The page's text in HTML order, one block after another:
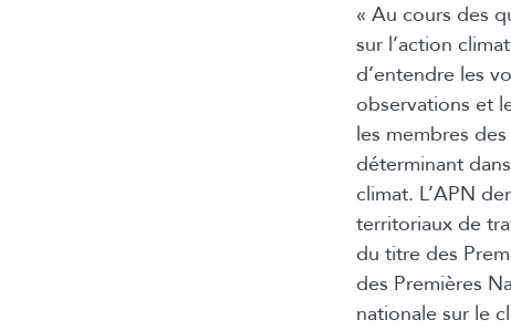
« Au cours des
sur l’action
d’entendre les
observations et
les membres
déterminant
climat. L’APN
territoriaux de
du titre des
des Premières
nationale sur le